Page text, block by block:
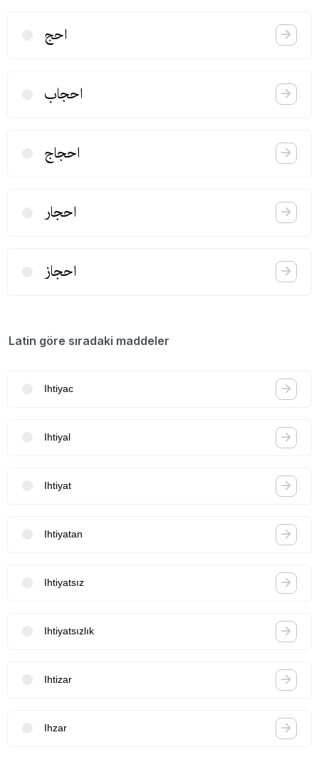
احج
احجاب
احجاج
احجار
احجاز
Latin göre sıradaki maddeler
Ihtiyac
Ihtiyal
Ihtiyat
Ihtiyatan
Ihtiyatsız
Ihtiyatsızlık
Ihtizar
Ihzar